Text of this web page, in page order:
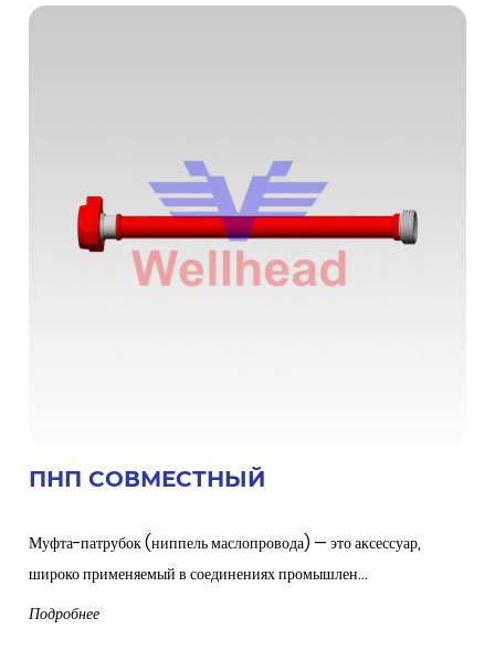
ПНП СОВМЕСТНЫЙ
Муфта-патрубок (ниппель маслопровода) — это аксессуар,
широко применяемый в соединениях промышлен...
Подробнее